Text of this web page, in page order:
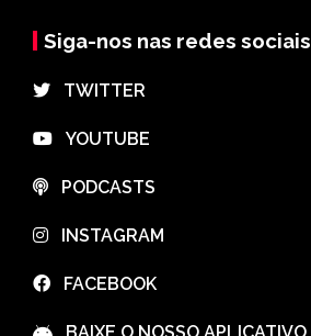
Siga-nos nas redes sociais
⠀TWITTER
⠀YOUTUBE
⠀PODCASTS
⠀INSTAGRAM
⠀FACEBOOK